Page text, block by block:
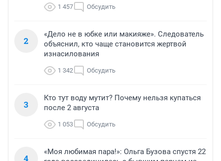
1 457 Обсудить
2
«Дело не в юбке или макияже». Следователь
объяснил, кто чаще становится жертвой
изнасилования
1 342 Обсудить
3
Кто тут воду мутит? Почему нельзя купаться
после 2 августа
1 053 Обсудить
4
«Моя любимая пара!»: Ольга Бузова спустя 22